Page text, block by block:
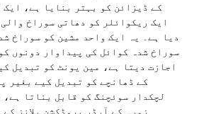
کے ڈیزائن کو بہتر بنایا ہے، ایک
ایک ریکوائلر کو دھاتی سوراخ
دیا ہے۔ یہ ایک واحد مشین کو سوراخ
سوراخ شدہ کوائل کی پیداوار دونوں
اجازت دیتا ہے، مین یونٹ کو تبدیل
کے ڈھانچے کو تبدیل کیے بغیر
لچکدار سوئچنگ کو قابل بناتا ہے،
زمرہ کے آرڈر پروڈکشن پلانز کے